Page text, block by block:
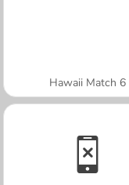
Hawaii Match 6